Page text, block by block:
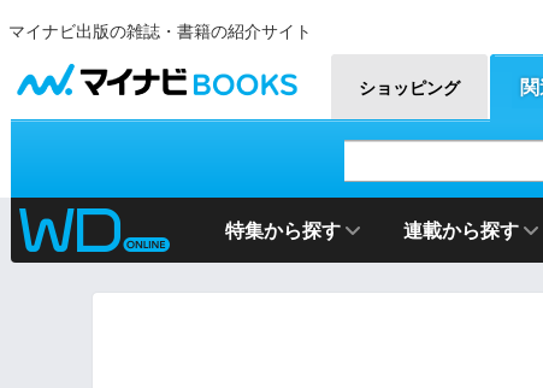
マイナビ出版の雑誌・書籍の紹介サイト
ショッピング
特集から探す 連載から探す